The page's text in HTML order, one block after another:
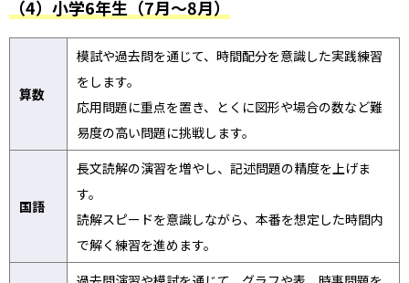
（4）小学6年生（7月～8月）
算数
模試や過去問を通じて、時間配分を意識した実践練習
をします。
応用問題に重点を置き、とくに図形や場合の数など難
易度の高い問題に挑戦します。
国語
長文読解の演習を増やし、記述問題の精度を上げま
す。
読解スピードを意識しながら、本番を想定した時間内
で解く練習を進めます。